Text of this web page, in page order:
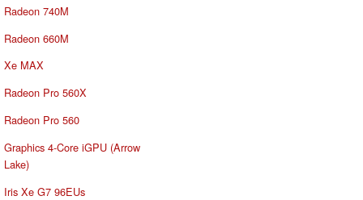
Radeon 740M
Radeon 660M
Xe MAX
Radeon Pro 560X
Radeon Pro 560
Graphics 4-Core iGPU (Arrow
Lake)
Iris Xe G7 96EUs